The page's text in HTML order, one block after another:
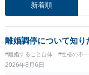
新着順
離婚調停について知り
#離婚すること自体 #性格の不
2026年8月6日